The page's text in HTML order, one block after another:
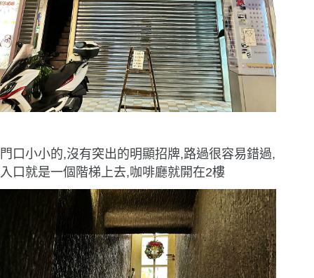
門口小小的,沒有突出的明顯招牌,路過很容易錯過,
入口就是一個階梯上去,咖啡廳就開在2樓